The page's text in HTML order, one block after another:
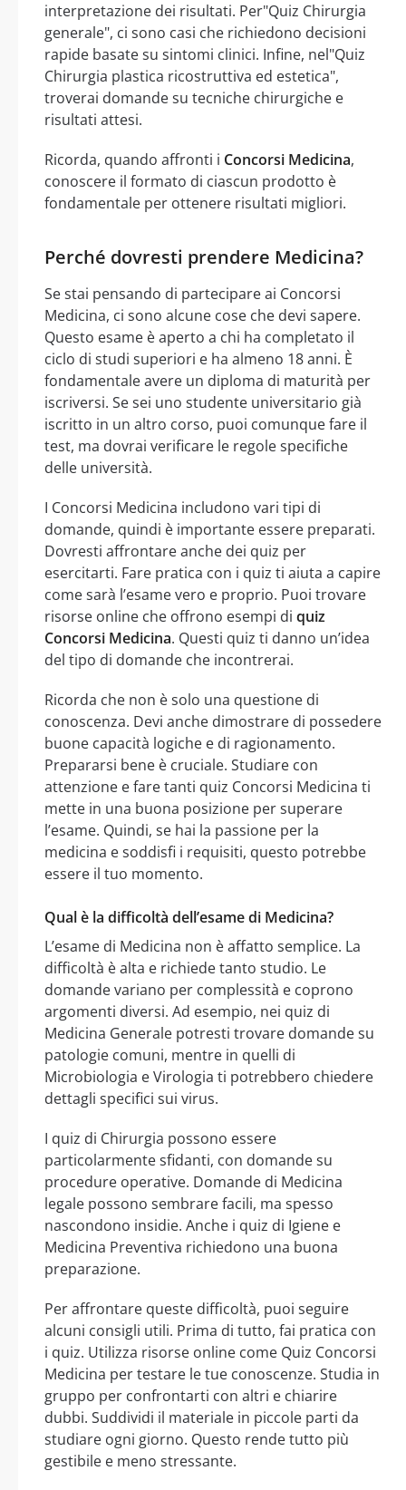
interpretazione dei risultati. Per"Quiz Chirurgia
generale", ci sono casi che richiedono decisioni
rapide basate su sintomi clinici. Infine, nel"Quiz
Chirurgia plastica ricostruttiva ed estetica",
troverai domande su tecniche chirurgiche e
risultati attesi.
Ricorda, quando affronti i Concorsi Medicina,
conoscere il formato di ciascun prodotto è
fondamentale per ottenere risultati migliori.
Perché dovresti prendere Medicina?
Se stai pensando di partecipare ai Concorsi
Medicina, ci sono alcune cose che devi sapere.
Questo esame è aperto a chi ha completato il
ciclo di studi superiori e ha almeno 18 anni. È
fondamentale avere un diploma di maturità per
iscriversi. Se sei uno studente universitario già
iscritto in un altro corso, puoi comunque fare il
test, ma dovrai verificare le regole specifiche
delle università.
I Concorsi Medicina includono vari tipi di
domande, quindi è importante essere preparati.
Dovresti affrontare anche dei quiz per
esercitarti. Fare pratica con i quiz ti aiuta a capire
come sarà l’esame vero e proprio. Puoi trovare
risorse online che offrono esempi di quiz
Concorsi Medicina. Questi quiz ti danno un’idea
del tipo di domande che incontrerai.
Ricorda che non è solo una questione di
conoscenza. Devi anche dimostrare di possedere
buone capacità logiche e di ragionamento.
Prepararsi bene è cruciale. Studiare con
attenzione e fare tanti quiz Concorsi Medicina ti
mette in una buona posizione per superare
l’esame. Quindi, se hai la passione per la
medicina e soddisfi i requisiti, questo potrebbe
essere il tuo momento.
Qual è la difficoltà dell’esame di Medicina?
L’esame di Medicina non è affatto semplice. La
difficoltà è alta e richiede tanto studio. Le
domande variano per complessità e coprono
argomenti diversi. Ad esempio, nei quiz di
Medicina Generale potresti trovare domande su
patologie comuni, mentre in quelli di
Microbiologia e Virologia ti potrebbero chiedere
dettagli specifici sui virus.
I quiz di Chirurgia possono essere
particolarmente sfidanti, con domande su
procedure operative. Domande di Medicina
legale possono sembrare facili, ma spesso
nascondono insidie. Anche i quiz di Igiene e
Medicina Preventiva richiedono una buona
preparazione.
Per affrontare queste difficoltà, puoi seguire
alcuni consigli utili. Prima di tutto, fai pratica con
i quiz. Utilizza risorse online come Quiz Concorsi
Medicina per testare le tue conoscenze. Studia in
gruppo per confrontarti con altri e chiarire
dubbi. Suddividi il materiale in piccole parti da
studiare ogni giorno. Questo rende tutto più
gestibile e meno stressante.